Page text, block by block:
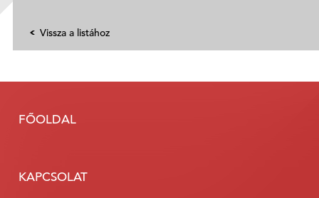
Vissza a listához
FŐOLDAL
KAPCSOLAT